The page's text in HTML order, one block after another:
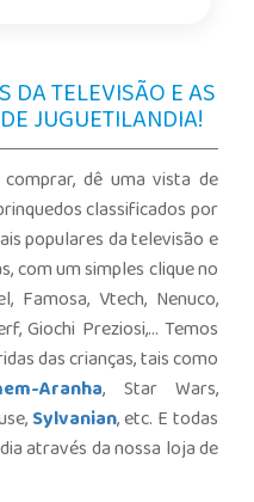
DA TELEVISÃO E AS
JUGUETILANDIA!
dê uma vista de
classificados por
populares da televisão e
com um simples clique no
Famosa, Vtech, Nenuco,
Giochi Preziosi,... Temos
das crianças, tais como
Aranha, Star Wars,
Sylvanian, etc. E todas
através da nossa loja de